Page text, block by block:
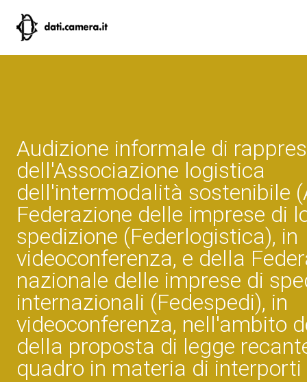
Audizione informale di
dell'Associazione logistica
dell'intermodalità sostenibile
Federazione delle imprese di
spedizione (Federlogistica), in
videoconferenza, e della
nazionale delle imprese di
internazionali (Fedespedi), in
videoconferenza, nell'ambito
della proposta di legge
quadro in materia di interporti